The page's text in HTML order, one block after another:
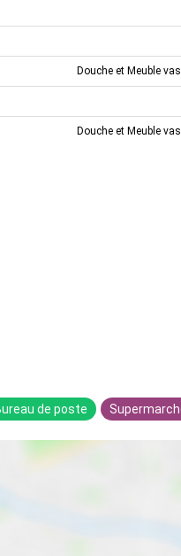
Douche et Meuble
Douche et Meuble
de poste